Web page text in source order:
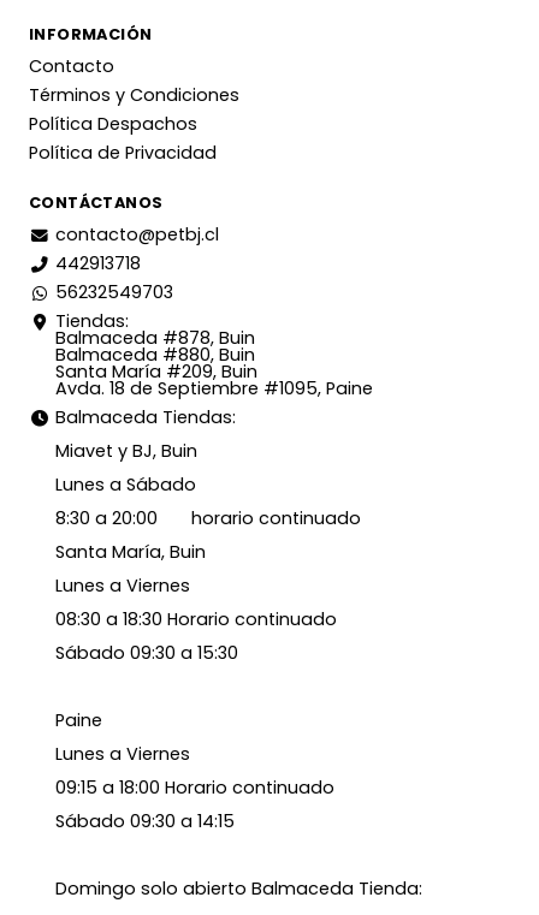
INFORMACIÓN
Contacto
Términos y Condiciones
Política Despachos
Política de Privacidad
CONTÁCTANOS
contacto@petbj.cl
442913718
56232549703
Tiendas:
Balmaceda #878, Buin
Balmaceda #880, Buin
Santa María #209, Buin
Avda. 18 de Septiembre #1095, Paine
Balmaceda Tiendas:
Miavet y BJ, Buin
Lunes a Sábado
8:30 a 20:00 horario continuado
Santa María, Buin
Lunes a Viernes
08:30 a 18:30 Horario continuado
Sábado 09:30 a 15:30
Paine
Lunes a Viernes
09:15 a 18:00 Horario continuado
Sábado 09:30 a 14:15
Domingo solo abierto Balmaceda Tienda: